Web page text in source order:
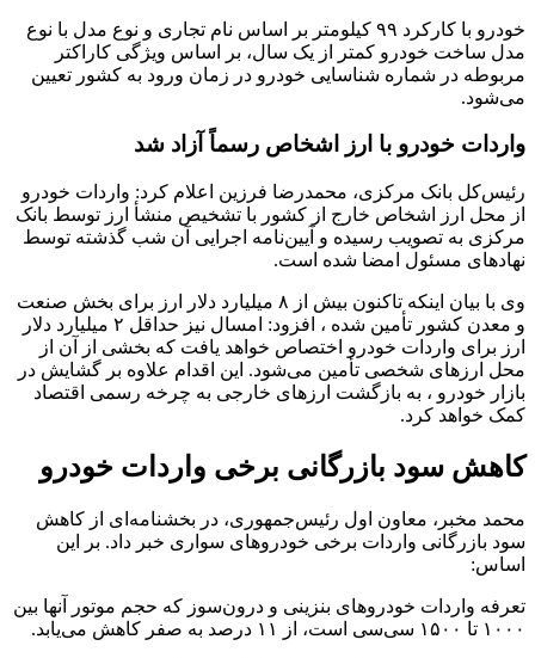
خودرو با کارکرد ۹۹ کیلومتر بر اساس نام تجاری و نوع مدل با نوع
مدل ساخت خودرو کمتر از یک سال، بر اساس ویژگی کاراکتر
مربوطه در شماره شناسایی خودرو در زمان ورود به کشور تعیین
می‌شود.
واردات خودرو با ارز اشخاص رسماً آزاد شد
رئیس‌کل بانک مرکزی، محمدرضا فرزین اعلام کرد: واردات خودرو
از محل ارز اشخاص خارج از کشور با تشخیص منشأ ارز توسط بانک
مرکزی به تصویب رسیده و آیین‌نامه اجرایی آن شب گذشته توسط
نهادهای مسئول امضا شده است.
وی با بیان اینکه تاکنون بیش از ۸ میلیارد دلار ارز برای بخش صنعت
و معدن کشور تأمین شده ، افزود: امسال نیز حداقل ۲ میلیارد دلار
ارز برای واردات خودرو اختصاص خواهد یافت که بخشی از آن از
محل ارزهای شخصی تأمین می‌شود. این اقدام علاوه بر گشایش در
بازار خودرو ، به بازگشت ارزهای خارجی به چرخه رسمی اقتصاد
کمک خواهد کرد.
کاهش سود بازرگانی برخی واردات خودرو
محمد مخبر، معاون اول رئیس‌جمهوری، در بخشنامه‌ای از کاهش
سود بازرگانی واردات برخی خودروهای سواری خبر داد. بر این
اساس:
تعرفه واردات خودروهای بنزینی و درون‌سوز که حجم موتور آنها بین
۱۰۰۰ تا ۱۵۰۰ سی‌سی است، از ۱۱ درصد به صفر کاهش می‌یابد.